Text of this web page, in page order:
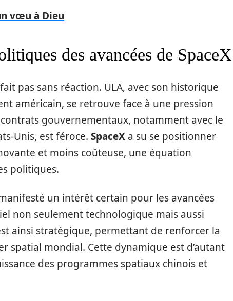
vœu à Dieu
des avancées de SpaceX
pas sans réaction. ULA, avec son historique
américain, se retrouve face à une pression
gouvernementaux, notamment avec le
Unis, est féroce. SpaceX a su se positionner
et moins coûteuse, une équation
politiques.
un intérêt certain pour les avancées
non seulement technologique mais aussi
ainsi stratégique, permettant de renforcer la
spatial mondial. Cette dynamique est d’autant
des programmes spatiaux chinois et